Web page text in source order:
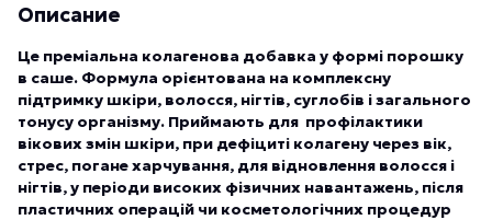
Описание
Це преміальна колагенова добавка у формі порошку
в саше. Формула орієнтована на комплексну
підтримку шкіри, волосся, нігтів, суглобів і загального
тонусу організму. Приймають для профілактики
вікових змін шкіри, при дефіциті колагену через вік,
стрес, погане харчування, для відновлення волосся і
нігтів, у періоди високих фізичних навантажень, після
пластичних операцій чи косметологічних процедур